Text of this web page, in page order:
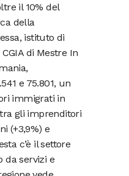
il 10% del
della
istituto di
di Mestre In
e 75.801, un
immigrati in
gli imprenditori
(+3,9%) e
c’è il settore
da servizi e